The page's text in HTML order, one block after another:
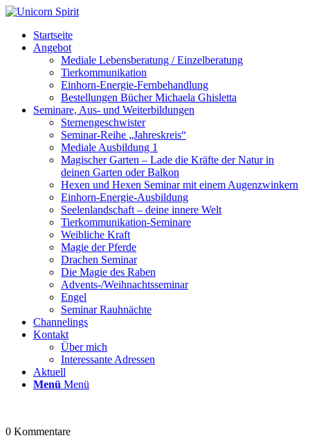
Startseite
Angebot
Mediale Lebensberatung / Einzelberatung
Tierkommunikation
Einhorn-Energie-Fernbehandlung
Bestellungen Bücher Michaela Ghisletta
Seminare, Aus- und Weiterbildungen
Sternengeschwister
Seminar-Reihe „Jahreskreis“
Mediale Ausbildung 1
Magischer Garten – Lade die Kräfte der Natur in
deinen Garten oder Balkon
Hexen und Hexen Seminar mit einem Augenzwinkern
Einhorn-Energie-Ausbildung
Seelenlandschaft – deine innere Welt
Tierkommunikation-Seminare
Weibliche Kraft
Magie der Pferde
Drachen Seminar
Die Magie des Raben
Advents-/Weihnachtsseminar
Engel
Seminar Rauhnächte
Channelings
Kontakt
Über mich
Interessante Adressen
Aktuell
Menü Menü
0 Kommentare